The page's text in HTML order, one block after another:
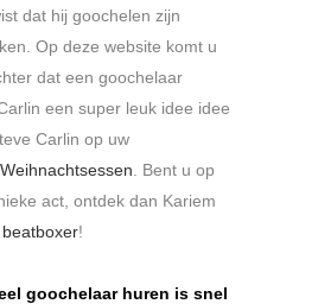
dat hij goochelen zijn
Op deze website komt u
dat een goochelaar
een super leuk idee idee
Carlin op uw
. Bent u op
act, ontdek dan Kariem
!
goochelaar huren is snel